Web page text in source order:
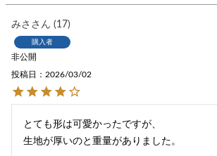
みさ 17
購入者
非公開
投稿日 2026/03/02
とても形は可愛かったですが、
生地が厚いのと重量がありました。